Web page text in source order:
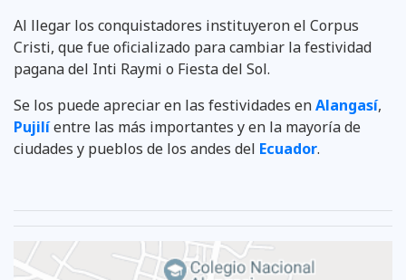
Al llegar los conquistadores instituyeron el Corpus
Cristi, que fue oficializado para cambiar la festividad
pagana del Inti Raymi o Fiesta del Sol.
Se los puede apreciar en las festividades enAlangasí,
Pujilíentre las más importantes y en la mayoría de
ciudades y pueblos de los andes del Ecuador.